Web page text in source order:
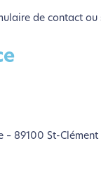
de contact ou
– 89100 St-Clément